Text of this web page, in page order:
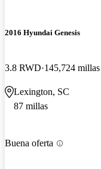
2016 Hyundai Genesis
3.8 RWD 145,724 millas
Lexington, SC
87 millas
Buena oferta